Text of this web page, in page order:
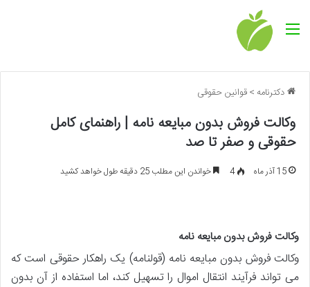
منو
دکترنامه >قوانین حقوقی
وکالت فروش بدون مبایعه نامه | راهنمای کامل
حقوقی و صفر تا صد
15 آذر ماه 4 خواندن این مطلب 25 دقیقه طول خواهد کشید
وکالت فروش بدون مبایعه نامه
وکالت فروش بدون مبایعه نامه (قولنامه) یک راهکار حقوقی است که
می تواند فرآیند انتقال اموال را تسهیل کند، اما استفاده از آن بدون